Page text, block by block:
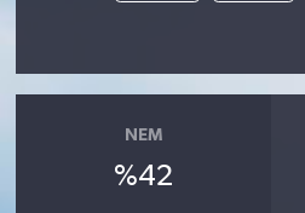
NEM
%42